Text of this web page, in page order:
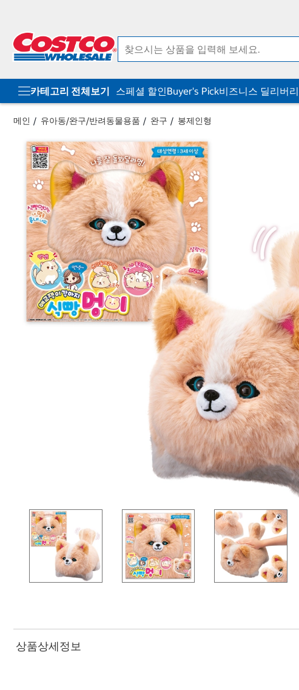
카테고리 전체보기 스페셜 할인Buyer's Pick비즈니스 딜리버리
메인 유아동/완구/반려동물용품 완구 봉제인형
상품상세정보